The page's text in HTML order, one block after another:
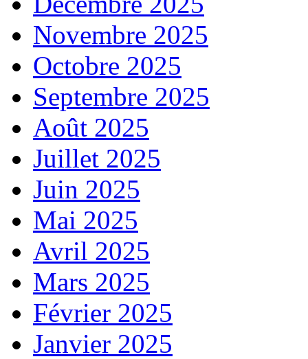
Novembre 2025
Octobre 2025
Septembre 2025
Août 2025
Juillet 2025
Juin 2025
Mai 2025
Avril 2025
Mars 2025
Février 2025
Janvier 2025